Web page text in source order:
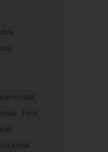
Forio
ischia